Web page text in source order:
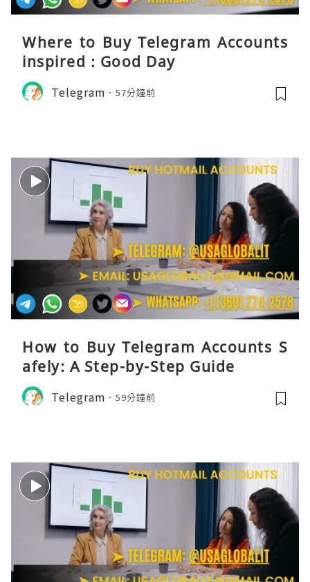
Where to Buy Telegram Accounts
inspired : Good Day
Telegram 57分鐘前
How to Buy Telegram Accounts S
afely: A Step-by-Step Guide
Telegram 59分鐘前